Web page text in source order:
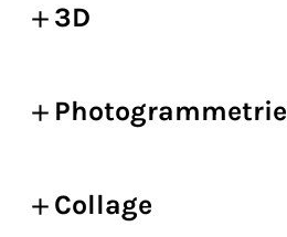
3D
Photogrammetrie
Collage